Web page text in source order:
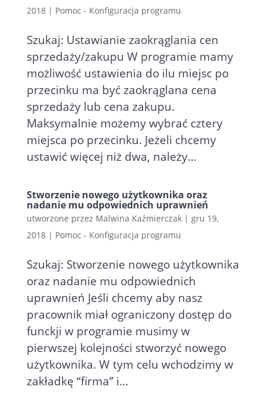
2018| Pomoc - Konfiguracja programu
Szukaj: Ustawianie zaokrąglania cen
sprzedaży/zakupu W programie mamy
możliwość ustawienia do ilu miejsc po
przecinku ma być zaokrąglana cena
sprzedaży lub cena zakupu.
Maksymalnie możemy wybrać cztery
miejsca po przecinku. Jeżeli chcemy
ustawić więcej niż dwa, należy...
Stworzenie nowego użytkownika oraz
nadanie mu odpowiednich uprawnień
utworzone przez Malwina Kaźmierczak| gru 19,
2018| Pomoc - Konfiguracja programu
Szukaj: Stworzenie nowego użytkownika
oraz nadanie mu odpowiednich
uprawnień Jeśli chcemy aby nasz
pracownik miał ograniczony dostęp do
funckji w programie musimy w
pierwszej kolejności stworzyć nowego
użytkownika. W tym celu wchodzimy w
zakładkę “firma” i...